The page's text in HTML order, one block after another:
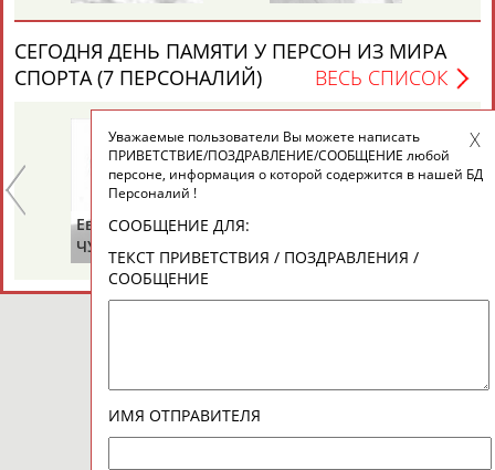
СЕГОДНЯ ДЕНЬ ПАМЯТИ У ПЕРСОН ИЗ МИРА
СПОРТА (7 ПЕРСОНАЛИЙ)
ВЕСЬ СПИСОК
Евгений
ЧУМАКОВ
Уважаемые пользователи Вы можете написать
ПРИВЕТСТВИЕ/ПОЗДРАВЛЕНИЕ/СООБЩЕНИЕ любой
персоне, информация о которой содержится в нашей БД
Персоналий !
СООБЩЕНИЕ ДЛЯ:
ТЕКСТ ПРИВЕТСТВИЯ / ПОЗДРАВЛЕНИЯ /
СООБЩЕНИЕ
ИМЯ ОТПРАВИТЕЛЯ